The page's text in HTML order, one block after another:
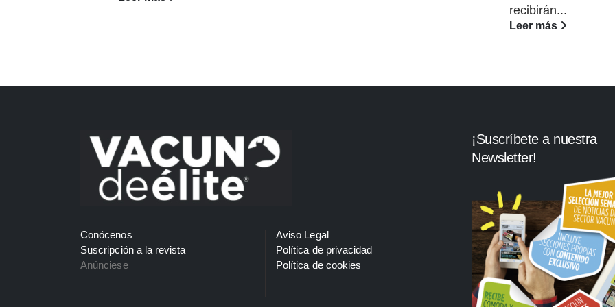
recibirán...
Leer más
Conócenos
Suscripción a la revista
Anúnciese
Aviso Legal
Política de privacidad
Política de cookies
¡Suscríbete a nuestra
Newsletter!